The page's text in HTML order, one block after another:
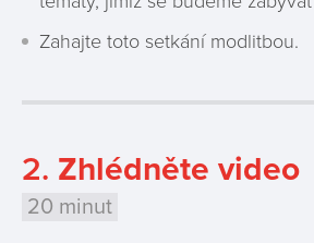
Zahajte toto setkání modlitbou.
2. Zhlédněte video
20 minut